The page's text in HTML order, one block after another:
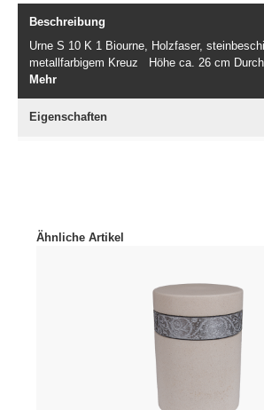
Beschreibung
Urne S 10 K 1 Biourne, Holzfaser,
metallfarbigem Kreuz Höhe ca. 26 cm
Mehr
Eigenschaften
Produktgalerie überspringen
Ähnliche Artikel